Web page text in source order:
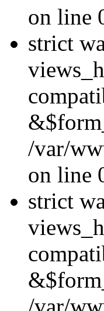
on line
strict
/var/
on line
strict